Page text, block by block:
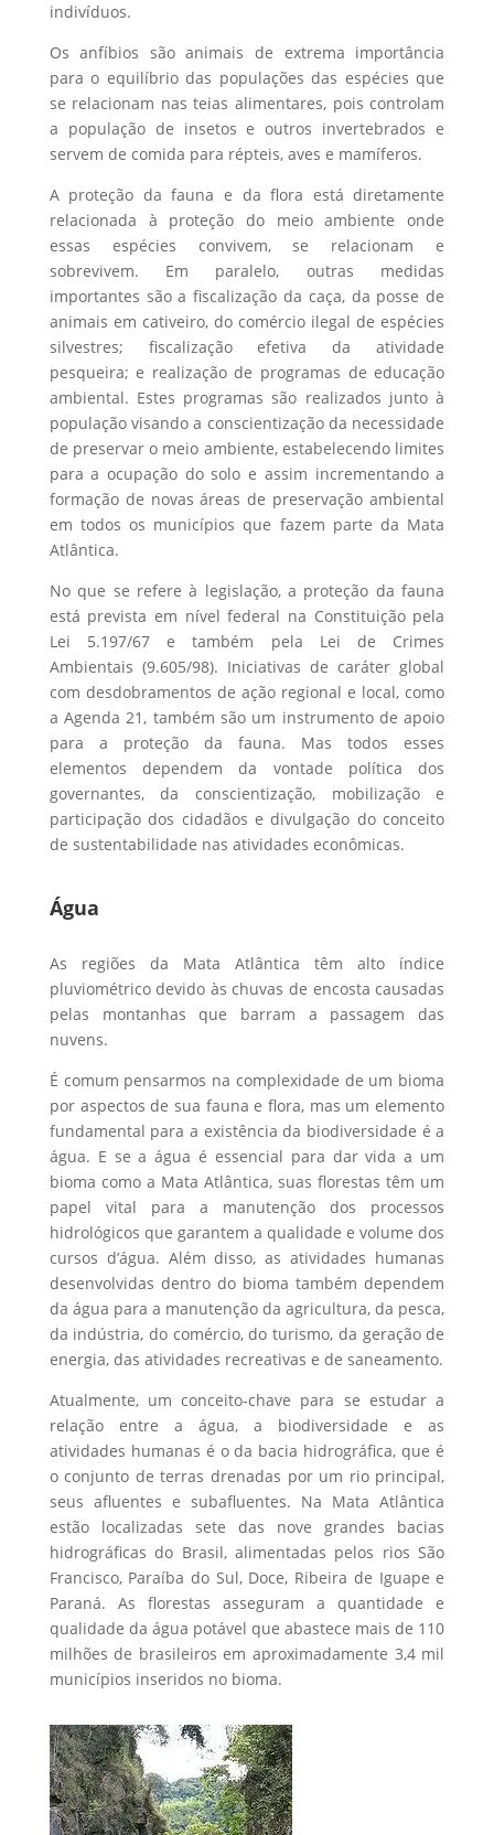
indivíduos.
Os anfíbios são animais de extrema importância
para o equilíbrio das populações das espécies que
se relacionam nas teias alimentares, pois controlam
a população de insetos e outros invertebrados e
servem de comida para répteis, aves e mamíferos.
A proteção da fauna e da flora está diretamente
relacionada à proteção do meio ambiente onde
essas espécies convivem, se relacionam e
sobrevivem. Em paralelo, outras medidas
importantes são a fiscalização da caça, da posse de
animais em cativeiro, do comércio ilegal de espécies
silvestres; fiscalização efetiva da atividade
pesqueira; e realização de programas de educação
ambiental. Estes programas são realizados junto à
população visando a conscientização da necessidade
de preservar o meio ambiente, estabelecendo limites
para a ocupação do solo e assim incrementando a
formação de novas áreas de preservação ambiental
em todos os municípios que fazem parte da Mata
Atlântica.
No que se refere à legislação, a proteção da fauna
está prevista em nível federal na Constituição pela
Lei 5.197/67 e também pela Lei de Crimes
Ambientais (9.605/98). Iniciativas de caráter global
com desdobramentos de ação regional e local, como
a Agenda 21, também são um instrumento de apoio
para a proteção da fauna. Mas todos esses
elementos dependem da vontade política dos
governantes, da conscientização, mobilização e
participação dos cidadãos e divulgação do conceito
de sustentabilidade nas atividades econômicas.
Água
As regiões da Mata Atlântica têm alto índice
pluviométrico devido às chuvas de encosta causadas
pelas montanhas que barram a passagem das
nuvens.
É comum pensarmos na complexidade de um bioma
por aspectos de sua fauna e flora, mas um elemento
fundamental para a existência da biodiversidade é a
água. E se a água é essencial para dar vida a um
bioma como a Mata Atlântica, suas florestas têm um
papel vital para a manutenção dos processos
hidrológicos que garantem a qualidade e volume dos
cursos d’água. Além disso, as atividades humanas
desenvolvidas dentro do bioma também dependem
da água para a manutenção da agricultura, da pesca,
da indústria, do comércio, do turismo, da geração de
energia, das atividades recreativas e de saneamento.
Atualmente, um conceito-chave para se estudar a
relação entre a água, a biodiversidade e as
atividades humanas é o da bacia hidrográfica, que é
o conjunto de terras drenadas por um rio principal,
seus afluentes e subafluentes. Na Mata Atlântica
estão localizadas sete das nove grandes bacias
hidrográficas do Brasil, alimentadas pelos rios São
Francisco, Paraíba do Sul, Doce, Ribeira de Iguape e
Paraná. As florestas asseguram a quantidade e
qualidade da água potável que abastece mais de 110
milhões de brasileiros em aproximadamente 3,4 mil
municípios inseridos no bioma.